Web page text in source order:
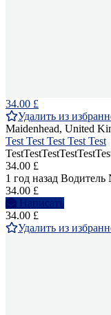
34.00 £
Удалить из
Maidenhead, United
Test Test Test Test Test
34.00 £
1 год назад Водитель
34.00 £
Написать
34.00 £
Удалить из